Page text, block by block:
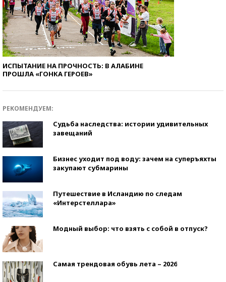
ИСПЫТАНИЕ НА ПРОЧНОСТЬ: В АЛАБИНЕ
ПРОШЛА «ГОНКА ГЕРОЕВ»
РЕКОМЕНДУЕМ:
Судьба наследства: истории удивительных
завещаний
Бизнес уходит под воду: зачем на суперъяхты
закупают субмарины
Путешествие в Исландию по следам
«Интерстеллара»
Модный выбор: что взять с собой в отпуск?
Самая трендовая обувь лета – 2026